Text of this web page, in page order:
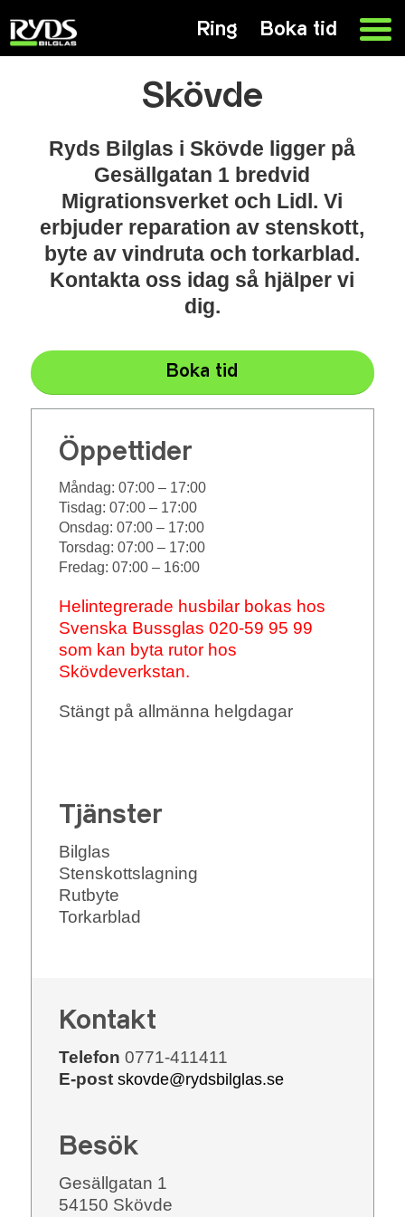
Ring Boka tid
Skövde
Ryds Bilglas i Skövde ligger på
Gesällgatan 1 bredvid
Migrationsverket och Lidl. Vi
erbjuder reparation av stenskott,
byte av vindruta och torkarblad.
Kontakta oss idag så hjälper vi
dig.
Boka tid
Öppettider
Måndag: 07:00 – 17:00
Tisdag: 07:00 – 17:00
Onsdag: 07:00 – 17:00
Torsdag: 07:00 – 17:00
Fredag: 07:00 – 16:00
Helintegrerade husbilar bokas hos
Svenska Bussglas 020-59 95 99
som kan byta rutor hos
Skövdeverkstan.
Stängt på allmänna helgdagar
Tjänster
Bilglas
Stenskottslagning
Rutbyte
Torkarblad
Kontakt
Telefon 0771-411411
E-post skovde@rydsbilglas.se
Besök
Gesällgatan 1
54150 Skövde